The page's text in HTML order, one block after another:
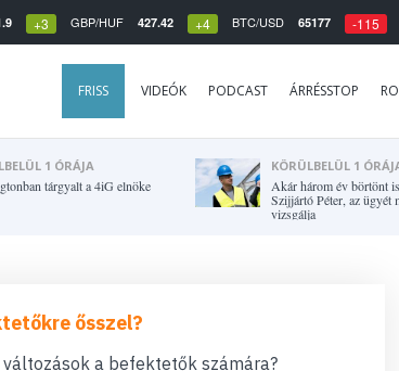
+3 GBP/HUF 427.42 +4 BTC/USD 65177 -115
FRISS VIDEÓK PODCAST ÁRRÉSSTOP
1 ÓRÁJA
tárgyalt a 4iG elnöke
KÖRÜLBELÜL 1
Akár három év börtönt
Szijjártó Péter, az ügyét
vizsgálja
ősszel?
a befektetők számára?